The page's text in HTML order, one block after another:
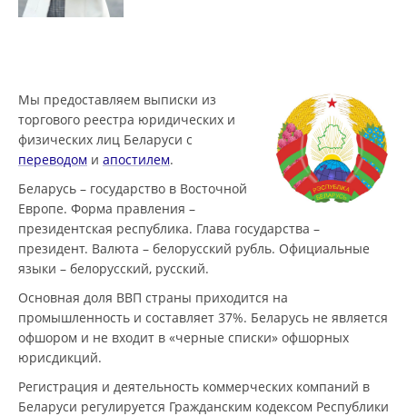
Мы предоставляем выписки из
торгового реестра юридических и
физических лиц Беларуси с
переводом и апостилем.
Беларусь – государство в Восточной
Европе. Форма правления –
президентская республика. Глава государства –
президент. Валюта – белорусский рубль. Официальные
языки – белорусский, русский.
Основная доля ВВП страны приходится на
промышленность и составляет 37%. Беларусь не является
офшором и не входит в «черные списки» офшорных
юрисдикций.
Регистрация и деятельность коммерческих компаний в
Беларуси регулируется Гражданским кодексом Республики